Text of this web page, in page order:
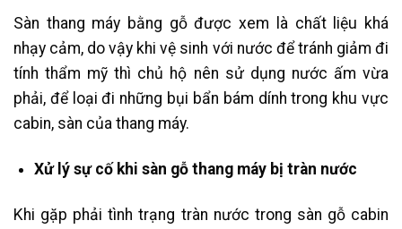
Sàn thang máy bằng gỗ được xem là chất liệu khá
nhạy cảm, do vậy khi vệ sinh với nước để tránh giảm đi
tính thẩm mỹ thì chủ hộ nên sử dụng nước ấm vừa
phải, để loại đi những bụi bẩn bám dính trong khu vực
cabin, sàn của thang máy.
Xử lý sự cố khi sàn gỗ thang máy bị tràn nước
Khi gặp phải tình trạng tràn nước trong sàn gỗ cabin